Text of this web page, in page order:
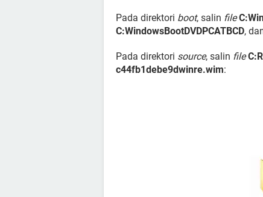
Pada direktori boot, salin file
C:WindowsBootDVDPCATBCD,
Pada direktori source, salin file
c44fb1debe9dwinre.wim: